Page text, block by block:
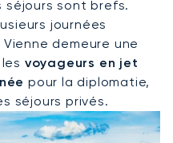
séjours sont brefs.
journées
demeure une
voyageurs en jet
pour la diplomatie,
séjours privés.